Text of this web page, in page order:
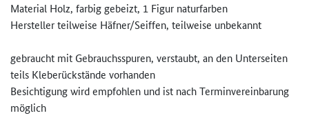
Material Holz, farbig gebeizt, 1 Figur naturfarben
Hersteller teilweise Häfner/Seiffen, teilweise unbekannt
gebraucht mit Gebrauchsspuren, verstaubt, an den Unterseiten
teils Kleberückstände vorhanden
Besichtigung wird empfohlen und ist nach Terminvereinbarung
möglich